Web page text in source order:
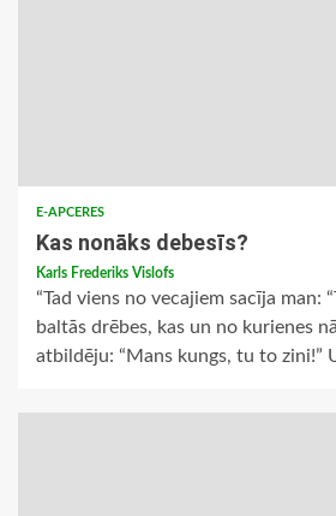
E-APCERES
Kas nonāks debesīs?
Karls Frederiks Vislofs
“Tad viens no vecajiem sacīja man:
baltās drēbes, kas un no kurienes
atbildēju: “Mans kungs, tu to zini!”